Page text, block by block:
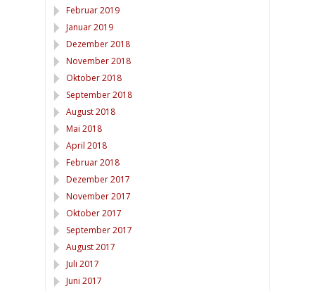
Februar 2019
Januar 2019
Dezember 2018
November 2018
Oktober 2018
September 2018
August 2018
Mai 2018
April 2018
Februar 2018
Dezember 2017
November 2017
Oktober 2017
September 2017
August 2017
Juli 2017
Juni 2017